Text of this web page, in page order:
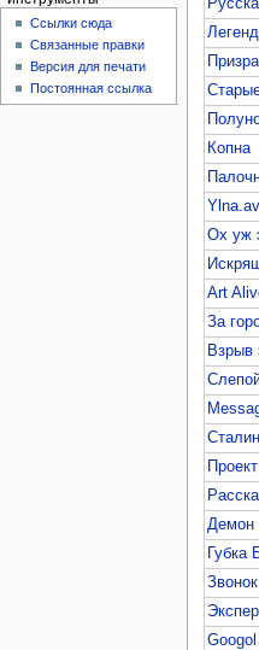
Копна
Ох уж
Art
За
Взрыв
Демон
Губка
Googol
Ссылки сюда
Связанные правки
Версия для печати
Постоянная ссылка